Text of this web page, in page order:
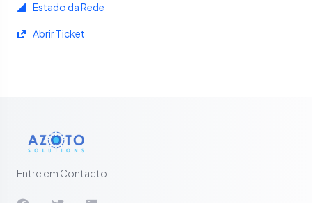
Estado da Rede
Abrir Ticket
Entre em Contacto